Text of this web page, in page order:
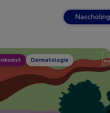
Nascholing
Dermatologie